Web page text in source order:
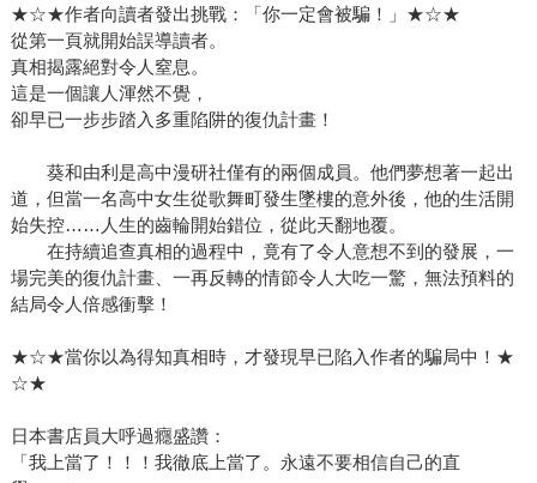
★☆★作者向讀者發出挑戰：「你一定會被騙！」★☆★
從第一頁就開始誤導讀者。
真相揭露絕對令人窒息。
這是一個讓人渾然不覺，
卻早已一步步踏入多重陷阱的復仇計畫！
葵和由利是高中漫研社僅有的兩個成員。他們夢想著一起出
道，但當一名高中女生從歌舞町發生墜樓的意外後，他的生活開
始失控……人生的齒輪開始錯位，從此天翻地覆。
在持續追查真相的過程中，竟有了令人意想不到的發展，一
場完美的復仇計畫、一再反轉的情節令人大吃一驚，無法預料的
結局令人倍感衝擊！
★☆★當你以為得知真相時，才發現早已陷入作者的騙局中！★
☆★
日本書店員大呼過癮盛讚：
「我上當了！！！我徹底上當了。永遠不要相信自己的直